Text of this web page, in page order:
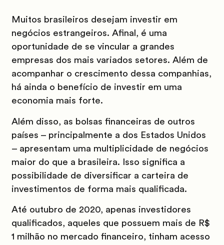
Muitos brasileiros desejam investir em
negócios estrangeiros. Afinal, é uma
oportunidade de se vincular a grandes
empresas dos mais variados setores. Além de
acompanhar o crescimento dessa companhias,
há ainda o benefício de investir em uma
economia mais forte.
Além disso, as bolsas financeiras de outros
países – principalmente a dos Estados Unidos
– apresentam uma multiplicidade de negócios
maior do que a brasileira. Isso significa a
possibilidade de diversificar a carteira de
investimentos de forma mais qualificada.
Até outubro de 2020, apenas investidores
qualificados, aqueles que possuem mais de R$
1 milhão no mercado financeiro, tinham acesso